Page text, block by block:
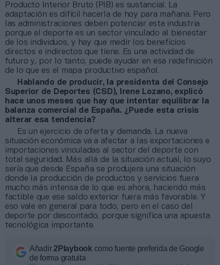
Producto Interior Bruto (PIB) es sustancial. La
adaptación es difícil hacerla de hoy para mañana. Pero
las administraciones deben potenciar esta industria
porque el deporte es un sector vinculado al bienestar
de los individuos, y hay que medir los beneficios
directos e indirectos que tiene. Es una actividad de
futuro y, por lo tanto, puede ayudar en esa redefinición
de lo que es el mapa productivo español.
Hablando de producir, la presidenta del Consejo
Superior de Deportes (CSD), Irene Lozano, explicó
hace unos meses que hay que intentar equilibrar la
balanza comercial de España. ¿Puede esta crisis
alterar esa tendencia?
Es un ejercicio de oferta y demanda. La nueva
situación económica va a afectar a las exportaciones e
importaciones vinculadas al sector del deporte con
total seguridad. Más allá de la situación actual, lo suyo
sería que desde España se produjera una situación
donde la producción de productos y servicios fuera
mucho más intensa de lo que es ahora, haciendo más
factible que ese saldo exterior fuera más favorable. Y
eso vale en general para todo, pero en el caso del
deporte por descontado, porque significa una apuesta
tecnológica importante.
Añadir2Playbook como fuente preferida de Google
de forma gratuita